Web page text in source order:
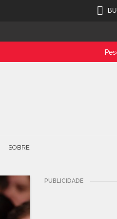
SOBRE
PUBLICIDADE